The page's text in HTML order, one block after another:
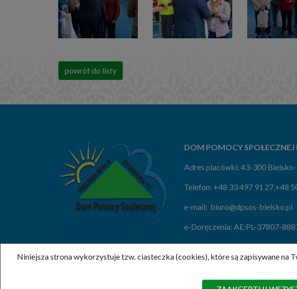
Niniejsza strona wykorzystuje tzw. ciasteczka (cookies), które są zapisywane
powrót do listy
DOM POMOCY SPOŁECZNEJ
Adres placówki: 43-300 Bielsko-
Telefon: +48 33 497 91 27,+48
e-mail: biuro@dpsos-bielsko.pl
e-Doręczenia: AE:PL-37807-